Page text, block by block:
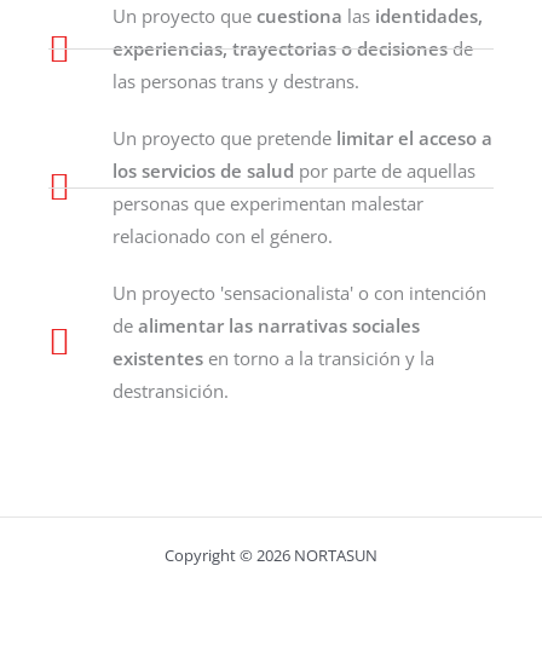
Un proyecto que cuestiona las identidades,
experiencias, trayectorias o decisionesde
las personas trans y destrans.
Un proyecto que pretende limitar el acceso a
los servicios de salud por parte de aquellas
personas que experimentan malestar
relacionado con el género.
Un proyecto 'sensacionalista' o con intención
de alimentar las narrativas sociales
existentesen torno a la transición y la
destransición.
Copyright © 2026 NORTASUN